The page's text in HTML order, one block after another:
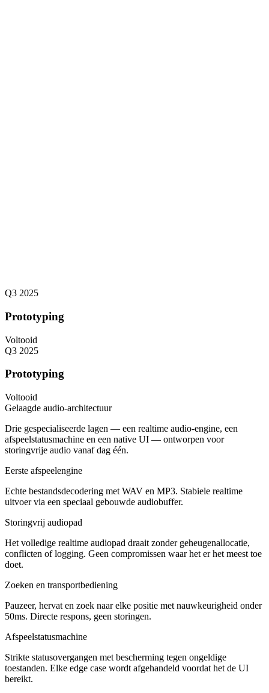
Q3 2025
Prototyping
Voltooid
Q3 2025
Prototyping
Voltooid
Gelaagde audio-architectuur
Drie gespecialiseerde lagen — een realtime audio-engine, een
afspeelstatusmachine en een native UI — ontworpen voor
storingvrije audio vanaf dag één.
Eerste afspeelengine
Echte bestandsdecodering met WAV en MP3. Stabiele realtime
uitvoer via een speciaal gebouwde audiobuffer.
Storingvrij audiopad
Het volledige realtime audiopad draait zonder geheugenallocatie,
conflicten of logging. Geen compromissen waar het er het meest toe
doet.
Zoeken en transportbediening
Pauzeer, hervat en zoek naar elke positie met nauwkeurigheid onder
50ms. Directe respons, geen storingen.
Afspeelstatusmachine
Strikte statusovergangen met bescherming tegen ongeldige
toestanden. Elke edge case wordt afgehandeld voordat het de UI
bereikt.